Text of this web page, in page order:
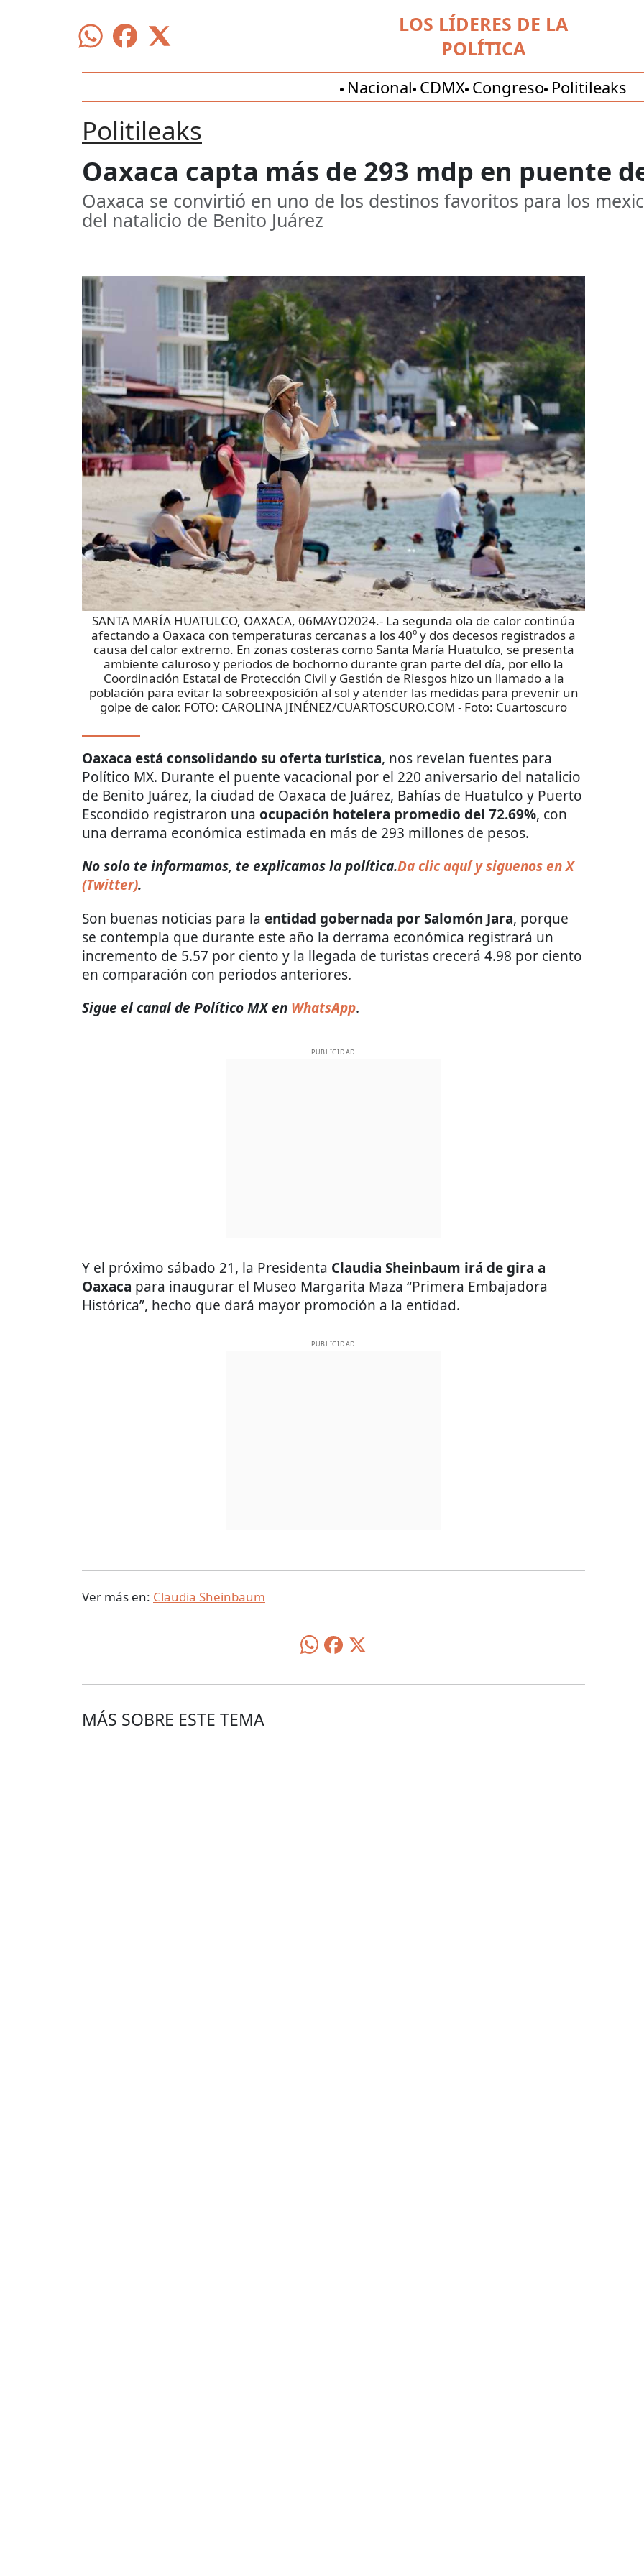
LOS LÍDERES DE LA
POLÍTICA
Nacional CDMX Congreso Politileaks
Politileaks
Oaxaca capta más de 293 mdp en puente
Oaxaca se convirtió en uno de los destinos favoritos para los
del natalicio de Benito Juárez
SANTA MARÍA HUATULCO, OAXACA, 06MAYO2024.- La segunda ola de calor continúa
afectando a Oaxaca con temperaturas cercanas a los 40º y dos decesos registrados a
causa del calor extremo. En zonas costeras como Santa María Huatulco, se presenta
ambiente caluroso y periodos de bochorno durante gran parte del día, por ello la
Coordinación Estatal de Protección Civil y Gestión de Riesgos hizo un llamado a la
población para evitar la sobreexposición al sol y atender las medidas para prevenir un
golpe de calor. FOTO: CAROLINA JINÉNEZ/CUARTOSCURO.COM - Foto: Cuartoscuro
Oaxaca está consolidando su oferta turística, nos revelan fuentes para
Político MX. Durante el puente vacacional por el 220 aniversario del natalicio
de Benito Juárez, la ciudad de Oaxaca de Juárez, Bahías de Huatulco y Puerto
Escondido registraron una ocupación hotelera promedio del 72.69%, con
una derrama económica estimada en más de 293 millones de pesos.
No solo te informamos, te explicamos la política.Da clic aquí y siguenos en X
(Twitter).
Son buenas noticias para la entidad gobernada por Salomón Jara, porque
se contempla que durante este año la derrama económica registrará un
incremento de 5.57 por ciento y la llegada de turistas crecerá 4.98 por ciento
en comparación con periodos anteriores.
Sigue el canal de Político MX en WhatsApp.
PUBLICIDAD
Y el próximo sábado 21, la Presidenta Claudia Sheinbaum irá de gira a
Oaxaca para inaugurar el Museo Margarita Maza “Primera Embajadora
Histórica”, hecho que dará mayor promoción a la entidad.
PUBLICIDAD
Ver más en: Claudia Sheinbaum
MÁS SOBRE ESTE TEMA